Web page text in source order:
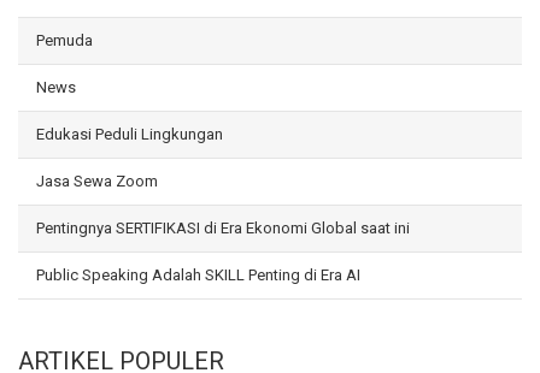
Pemuda
News
Edukasi Peduli Lingkungan
Jasa Sewa Zoom
Pentingnya SERTIFIKASI di Era Ekonomi Global saat ini
Public Speaking Adalah SKILL Penting di Era AI
ARTIKEL POPULER